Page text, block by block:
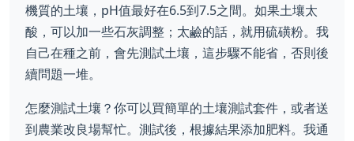
機質的土壤，pH值最好在6.5到7.5之間。如果土壤太
酸，可以加一些石灰調整；太鹼的話，就用硫磺粉。我
自己在種之前，會先測試土壤，這步驟不能省，否則後
續問題一堆。
怎麼測試土壤？你可以買簡單的土壤測試套件，或者送
到農業改良場幫忙。測試後，根據結果添加肥料。我通